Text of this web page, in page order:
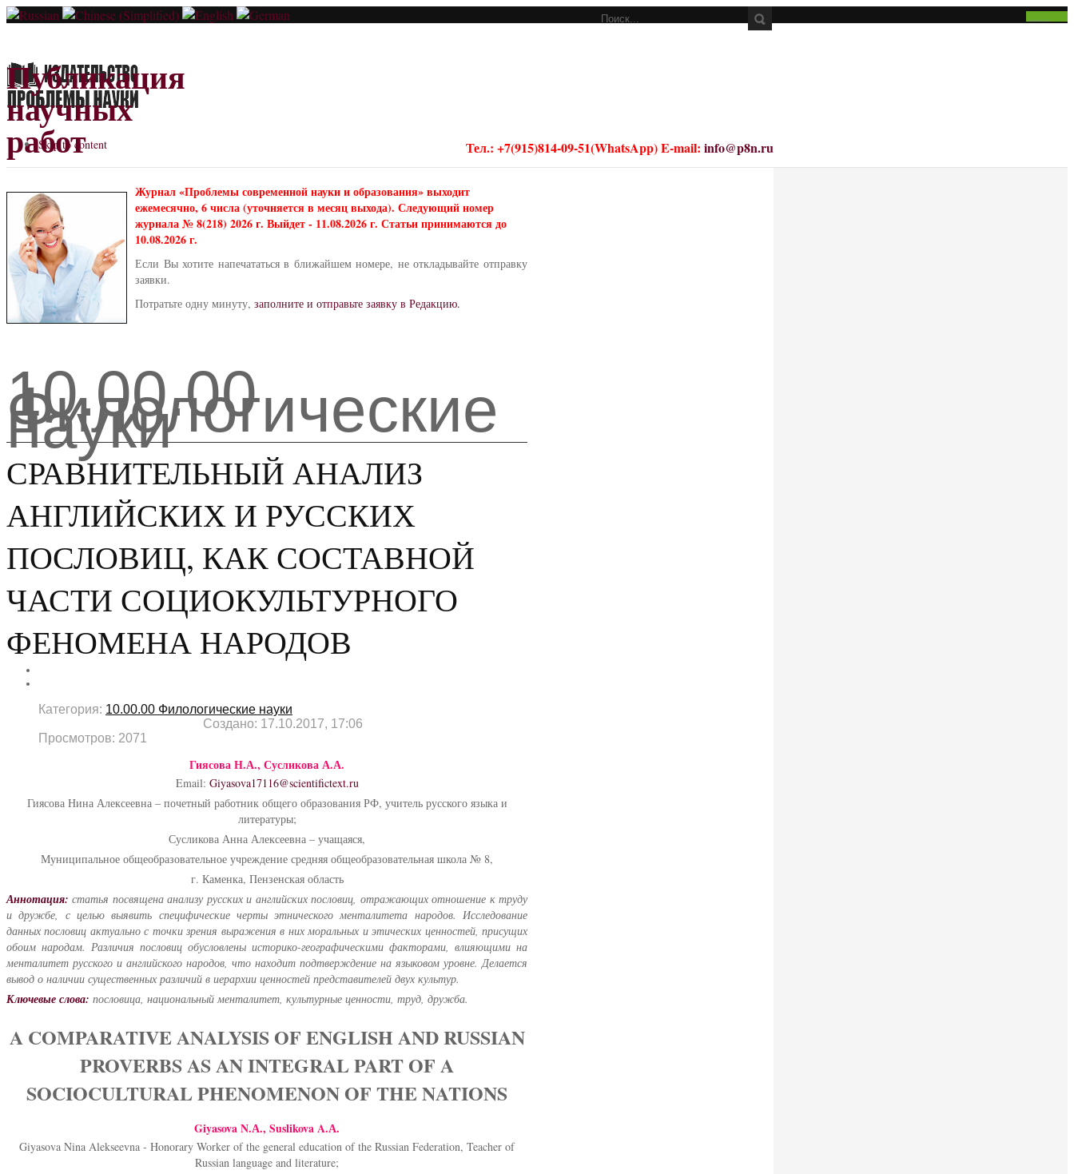
Публикация
научных
работ Тел.: +7(915)814-09-51(WhatsApp) E-mail: info@p8n.ru
Skip to content
Журнал «Проблемы современной науки и образования» выходит
ежемесячно, 6 числа (уточняется в месяц выхода). Следующий номер
журнала № 8(218) 2026 г. Выйдет - 11.08.2026 г. Статьи принимаются до
10.08.2026 г.
Если Вы хотите напечататься в ближайшем номере, не откладывайте отправку
заявки.
Потратьте одну минуту, заполните и отправьте заявку в Редакцию.
10.00.00
Филологические
науки
СРАВНИТЕЛЬНЫЙ АНАЛИЗ
АНГЛИЙСКИХ И РУССКИХ
ПОСЛОВИЦ, КАК СОСТАВНОЙ
ЧАСТИ СОЦИОКУЛЬТУРНОГО
ФЕНОМЕНА НАРОДОВ
Категория: 10.00.00 Филологические науки
Создано: 17.10.2017, 17:06
Просмотров: 2071
Гиясова Н.А., Сусликова А.А.
Email: Giyasova17116@scientifictext.ru
Гиясова Нина Алексеевна – почетный работник общего образования РФ, учитель русского языка и
литературы;
Сусликова Анна Алексеевна – учащаяся,
Муниципальное общеобразовательное учреждение средняя общеобразовательная школа № 8,
г. Каменка, Пензенская область
Аннотация:статья посвящена анализу русских и английских пословиц, отражающих отношение к труду
и дружбе, с целью выявить специфические черты этнического менталитета народов. Исследование
данных пословиц актуально с точки зрения выражения в них моральных и этических ценностей, присущих
обоим народам. Различия пословиц обусловлены историко-географическими факторами, влияющими на
менталитет русского и английского народов, что находит подтверждение на языковом уровне. Делается
вывод о наличии существенных различий в иерархии ценностей представителей двух культур.
Ключевые слова: пословица, национальный менталитет, культурные ценности, труд, дружба.
A COMPARATIVE ANALYSIS OF ENGLISH AND RUSSIAN
PROVERBS AS AN INTEGRAL PART OF A
SOCIOCULTURAL PHENOMENON OF THE NATIONS
Giyasova N.А., Suslikova A.А.
Giyasova Nina Alekseevna - Honorary Worker of the general education of the Russian Federation, Teacher of
Russian language and literature;